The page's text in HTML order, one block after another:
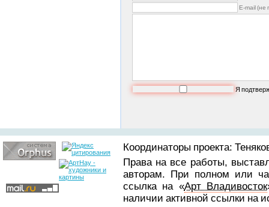
E-mail (не
Я
Координаторы проекта:
Права на все работы,
авторам. При полном или
ссылка на «Арт Владивосток
наличии активной ссылки на